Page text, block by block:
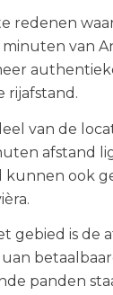
redenen
minuten van
rijafstand.
van de
afstand
kunnen ook
gebied is de
panden